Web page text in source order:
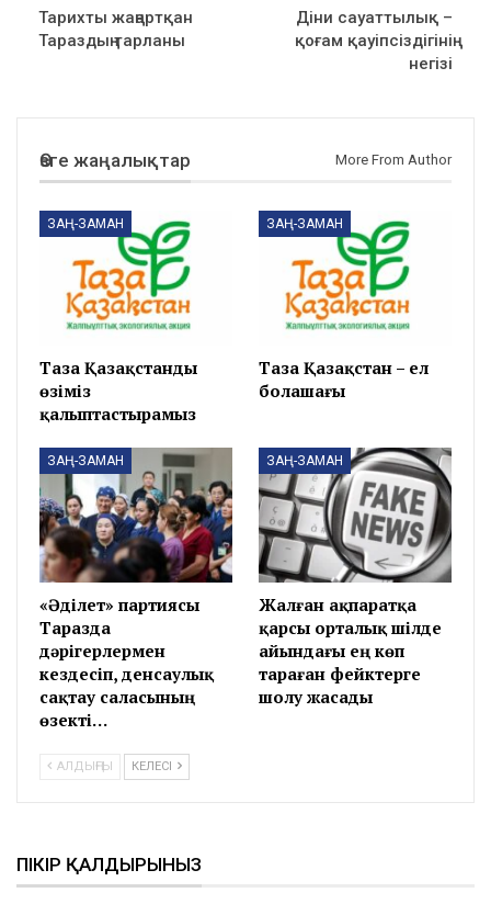
Тарихты жаңартқан
Тараздың тарланы
Діни сауаттылық –
қоғам қауіпсіздігінің
негізі
Өзге жаңалықтар More From Author
ЗАҢ-ЗАМАН
Таза Қазақстанды
өзіміз
қалыптастырамыз
ЗАҢ-ЗАМАН
Таза Қазақстан – ел
болашағы
ЗАҢ-ЗАМАН
«Әділет» партиясы
Таразда
дәрігерлермен
кездесіп, денсаулық
сақтау саласының
өзекті…
ЗАҢ-ЗАМАН
Жалған ақпаратқа
қарсы орталық шілде
айындағы ең көп
тараған фейктерге
шолу жасады
АЛДЫҢҒЫ КЕЛЕСІ
ПІКІР ҚАЛДЫРЫНЫЗ